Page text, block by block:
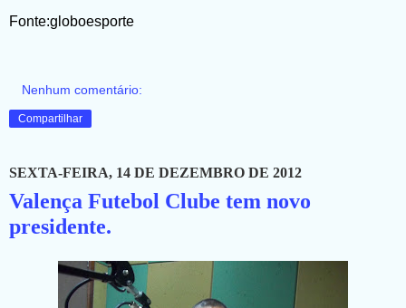
Fonte:globoesporte
Nenhum comentário:
Compartilhar
SEXTA-FEIRA, 14 DE DEZEMBRO DE 2012
Valença Futebol Clube tem novo
presidente.